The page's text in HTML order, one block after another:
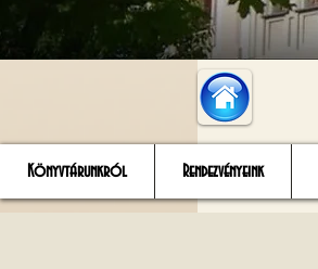
Könyvtárunkról Rendezvényeink